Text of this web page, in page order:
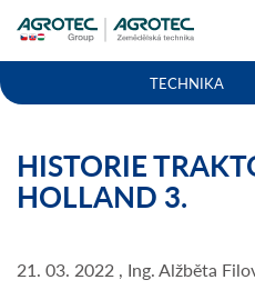
TECHNIKA
HISTORIE
HOLLAND 3.
21. 03. 2022 , Ing. Alžběta